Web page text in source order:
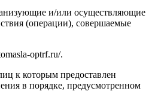
и/или осуществляющие
(операции), совершаемые
optrf.ru/.
к которым предоставлен
в порядке, предусмотренном